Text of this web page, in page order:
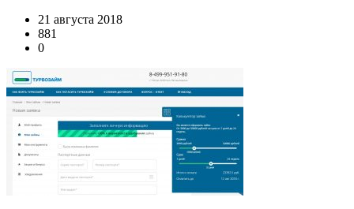
21 августа 2018
881
0